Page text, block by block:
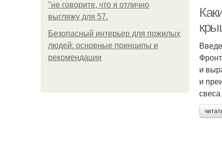
"не говорите, что я отлично
выгляжу для 57.
Безопасный интерьер для пожилых
людей: основные принципы и
рекомендации
и
и